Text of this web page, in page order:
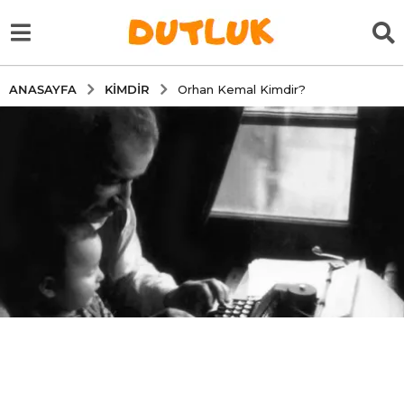
ANASAYFA KIMDIR Orhan Kemal Kimdir?